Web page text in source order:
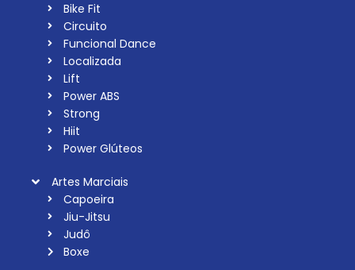
Bike Fit
Circuito
Funcional Dance
Localizada
Lift
Power ABS
Strong
Hiit
Power Glúteos
Artes Marciais
Capoeira
Jiu-Jitsu
Judô
Boxe